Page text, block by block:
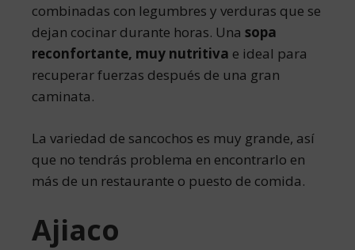
combinadas con legumbres y verduras que se
dejan cocinar durante horas. Una sopa
reconfortante, muy nutritiva e ideal para
recuperar fuerzas después de una gran
caminata.
La variedad de sancochos es muy grande, así
que no tendrás problema en encontrarlo en
más de un restaurante o puesto de comida.
Ajiaco